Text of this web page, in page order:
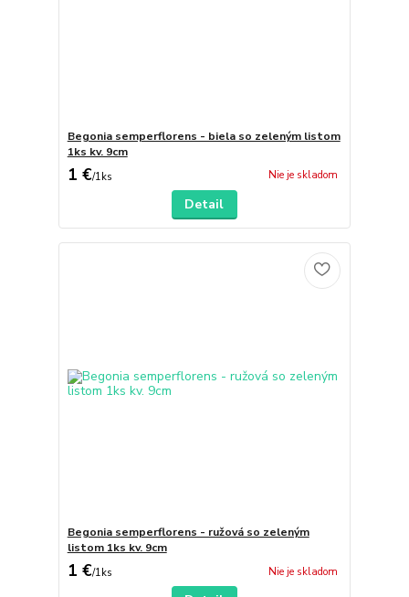
Begonia semperflorens - biela so zeleným listom
1ks kv. 9cm
1 €/1ks Nie je skladom
Detail
Begonia semperflorens - ružová so zeleným
listom 1ks kv. 9cm
1 €/1ks Nie je skladom